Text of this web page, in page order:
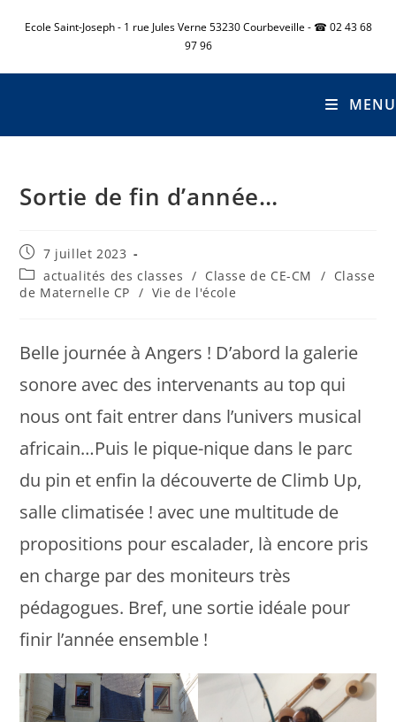
Ecole Saint-Joseph - 1 rue Jules Verne 53230 Courbeveille - ☎ 02 43 68
97 96
MENU
Sortie de fin d’année…
7 juillet 2023
actualités des classes / Classe de CE-CM / Classe
de Maternelle CP / Vie de l'école
Belle journée à Angers ! D’abord la galerie
sonore avec des intervenants au top qui
nous ont fait entrer dans l’univers musical
africain…Puis le pique-nique dans le parc
du pin et enfin la découverte de Climb Up,
salle climatisée ! avec une multitude de
propositions pour escalader, là encore pris
en charge par des moniteurs très
pédagogues. Bref, une sortie idéale pour
finir l’année ensemble !